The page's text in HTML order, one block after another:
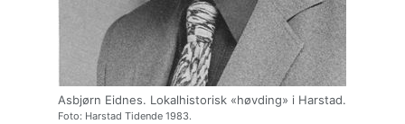
Asbjørn Eidnes. Lokalhistorisk «høvding» i Harstad.
Foto: Harstad Tidende 1983.